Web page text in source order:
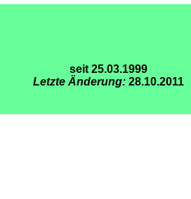
seit 25.03.1999
Letzte Änderung: 28.10.2011